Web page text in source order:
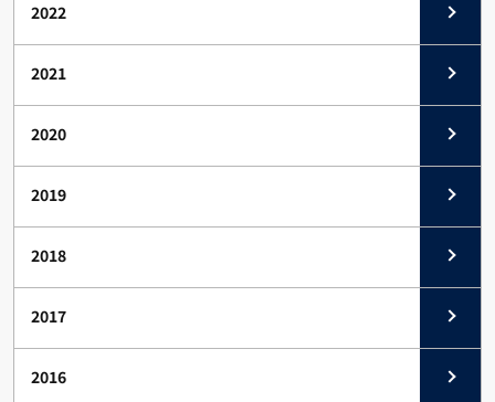
2022
2021
2020
2019
2018
2017
2016